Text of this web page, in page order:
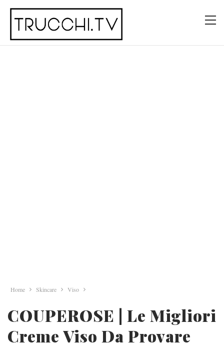
Home Skincare Viso
COUPEROSE | Le Migliori
Creme Viso Da Provare